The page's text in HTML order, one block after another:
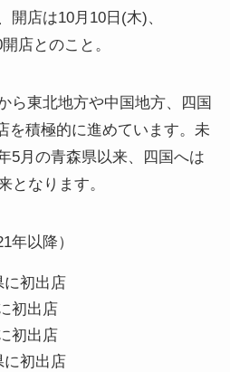
開店は10月10日(木)、
店とのこと。
ら東北地方や中国地方、四国
を積極的に進めています。未
5月の青森県以来、四国へは
となります。
年以降）
に初出店
初出店
初出店
に初出店